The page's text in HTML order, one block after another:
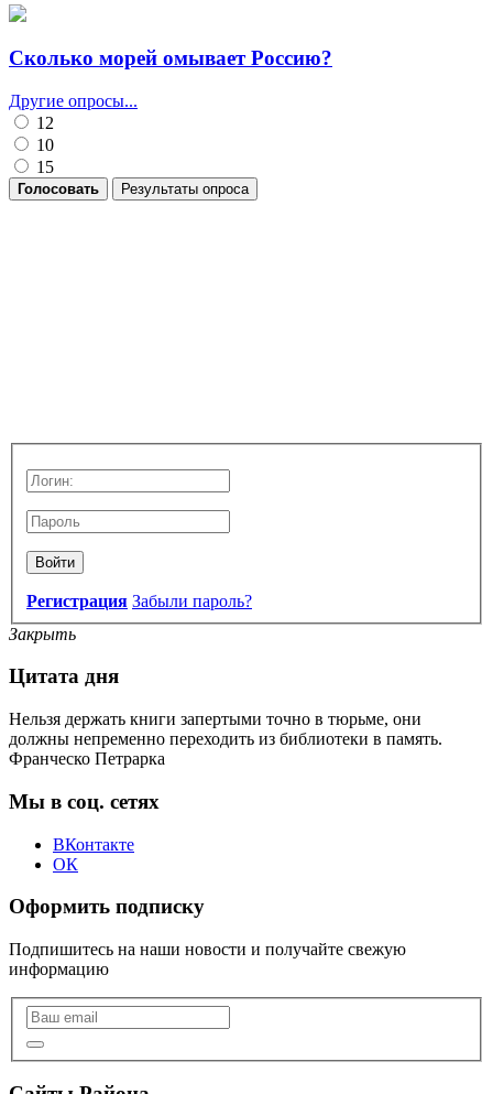
Сколько морей омывает Россию?
Другие опросы...
12
10
15
Голосовать Результаты опроса
Войти
Регистрация Забыли пароль?
Закрыть
Цитата дня
Нельзя держать книги запертыми точно в тюрьме, они
должны непременно переходить из библиотеки в память.
Франческо Петрарка
Мы в соц. сетях
ВКонтакте
ОК
Оформить подписку
Подпишитесь на наши новости и получайте свежую
информацию